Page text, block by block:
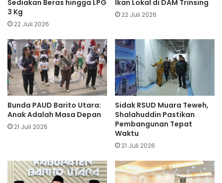
Sediakan Beras hingga LPG
3 Kg
22 Juli 2026
Ikan Lokal di DAM Trinsing
22 Juli 2026
Bunda PAUD Barito Utara:
Anak Adalah Masa Depan
21 Juli 2026
Sidak RSUD Muara Teweh,
Shalahuddin Pastikan
Pembangunan Tepat
Waktu
21 Juli 2026